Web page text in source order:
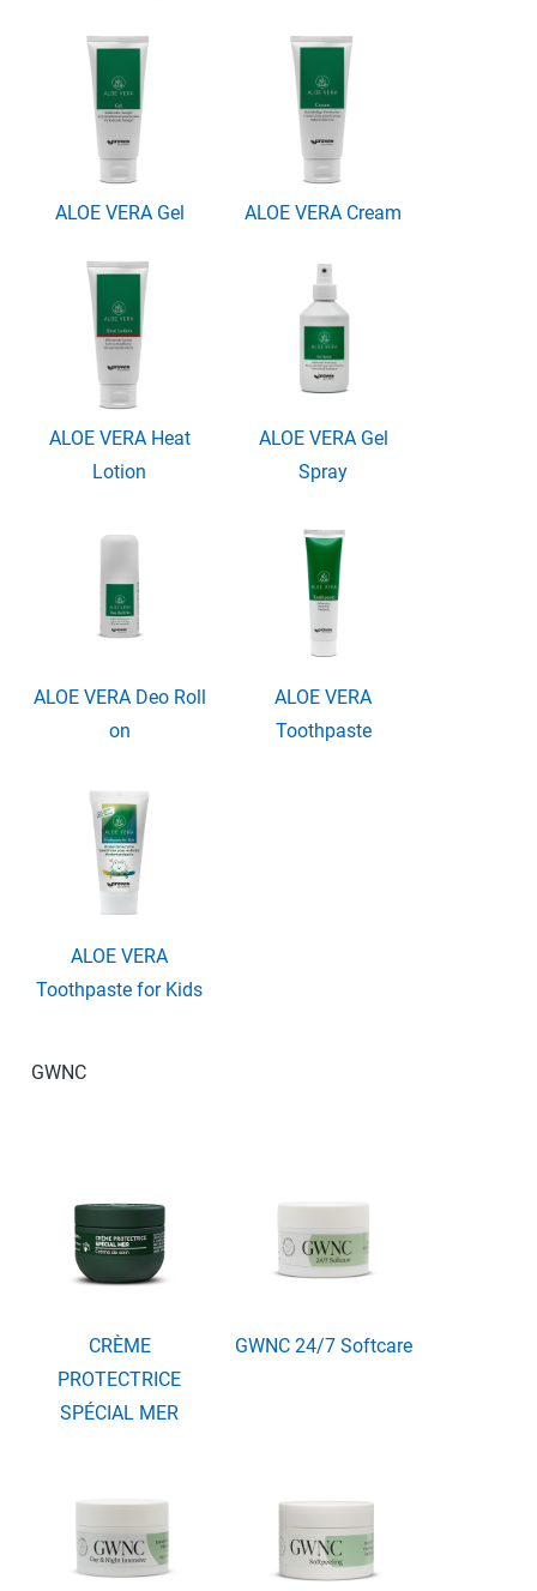
ALOE VERA Gel ALOE VERA Cream
ALOE VERA Heat
Lotion
ALOE VERA Gel
Spray
ALOE VERA Deo Roll
on
ALOE VERA
Toothpaste
ALOE VERA
Toothpaste for Kids
GWNC
CRÈME
PROTECTRICE
SPÉCIAL MER
GWNC 24/7 Softcare